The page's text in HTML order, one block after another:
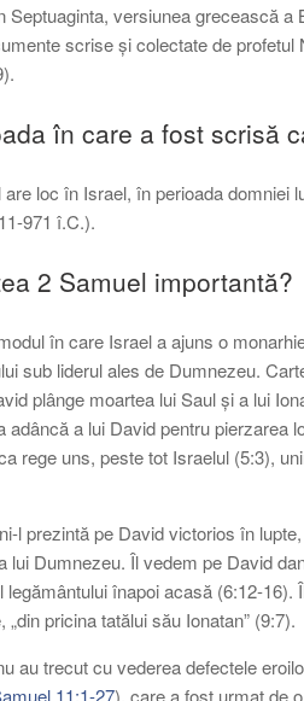
Septuaginta, versiunea grecească
scrise și colectate de
în care a fost scrisă
loc în Israel, în perioada
971 î.C.).
2 Samuel importantă?
în care Israel a ajuns o
sub liderul ales de Dumnezeu.
plânge moartea lui Saul și a lui
adâncă a lui David pentru pierzarea
rege uns, peste tot Israelul (5:3),
l prezintă pe David victorios în
lui Dumnezeu. Îl vedem pe David
legământului înapoi acasă (6:12-
pricina tatălui său Ionatan” (9:7).
au trecut cu vederea defectele
11:1-27), care a fost urmat de